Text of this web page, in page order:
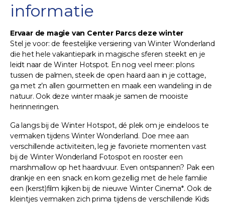
informatie
Ervaar de magie van Center Parcs deze winter
Stel je voor: de feestelijke versiering van Winter Wonderland
die het hele vakantiepark in magische sferen steekt en je
leidt naar de Winter Hotspot. En nog veel meer: plons
tussen de palmen, steek de open haard aan in je cottage,
ga met z’n allen gourmetten en maak een wandeling in de
natuur. Ook deze winter maak je samen de mooiste
herinneringen.
Ga langs bij de Winter Hotspot, dé plek om je eindeloos te
vermaken tijdens Winter Wonderland. Doe mee aan
verschillende activiteiten, leg je favoriete momenten vast
bij de Winter Wonderland Fotospot en rooster een
marshmallow op het haardvuur. Even ontspannen? Pak een
drankje en een snack en kom gezellig met de hele familie
een (kerst)film kijken bij de nieuwe Winter Cinema*. Ook de
kleintjes vermaken zich prima tijdens de verschillende Kids